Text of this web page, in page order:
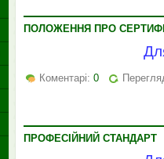
ПОЛОЖЕННЯ ПРО
Коментарі: 0
ПРОФЕСІЙНИЙ СТАНДАРТ